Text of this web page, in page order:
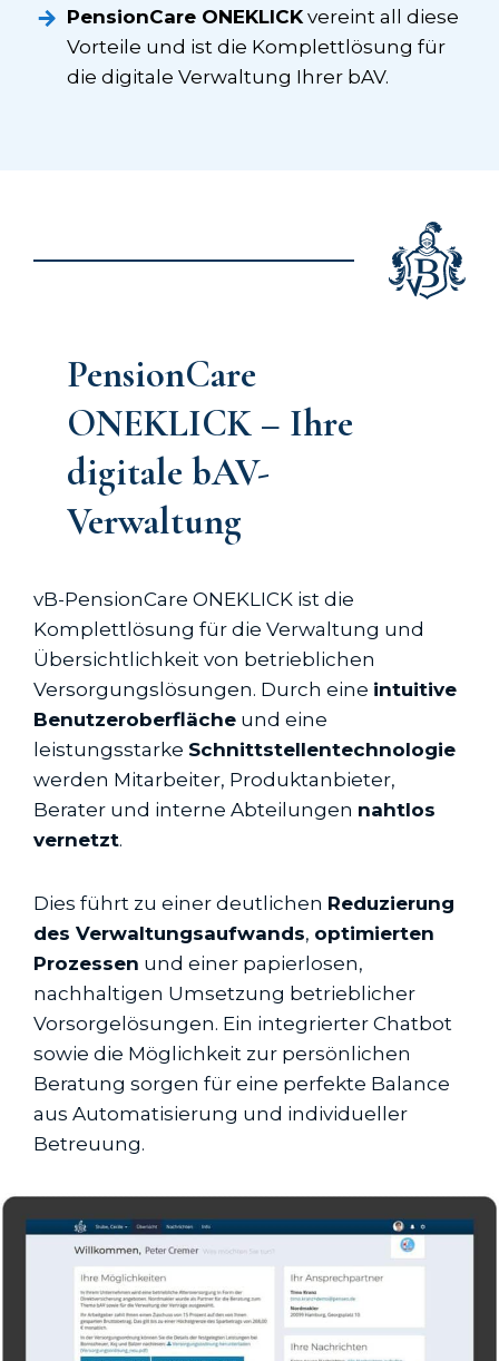
PensionCare ONEKLICKvereint all diese
Vorteile und ist die Komplettlösung für
die digitale Verwaltung Ihrer bAV.
PensionCare
ONEKLICK – Ihre
digitale bAV-
Verwaltung
vB-PensionCare ONEKLICK ist die
Komplettlösung für die Verwaltung und
Übersichtlichkeit von betrieblichen
Versorgungslösungen. Durch eine intuitive
Benutzeroberfläche und eine
leistungsstarke Schnittstellentechnologie
werden Mitarbeiter, Produktanbieter,
Berater und interne Abteilungen nahtlos
vernetzt.
Dies führt zu einer deutlichen Reduzierung
des Verwaltungsaufwands, optimierten
Prozessen und einer papierlosen,
nachhaltigen Umsetzung betrieblicher
Vorsorgelösungen. Ein integrierter Chatbot
sowie die Möglichkeit zur persönlichen
Beratung sorgen für eine perfekte Balance
aus Automatisierung und individueller
Betreuung.